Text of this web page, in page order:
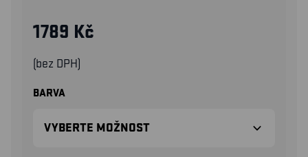
1789 Kč
(bez DPH)
BARVA